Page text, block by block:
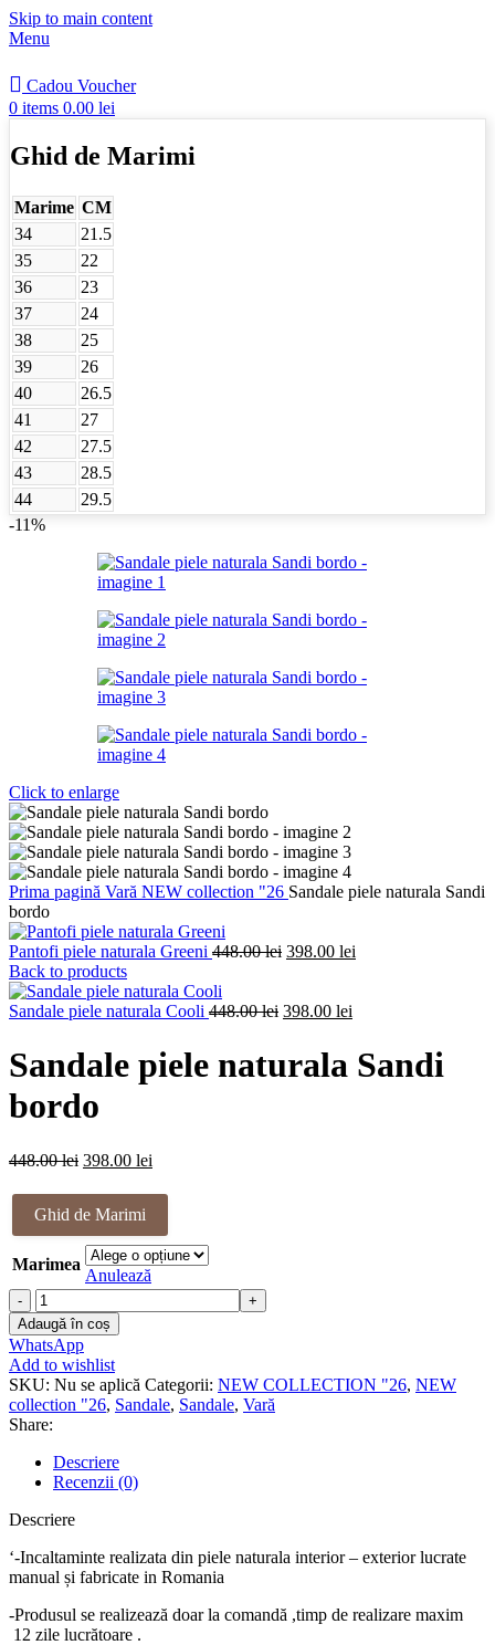
Skip to main content
Menu
Cadou Voucher
0 items 0.00 lei
Ghid de Marimi
Marime CM
34
21.5
35
22
36
23
37
24
38
25
39
26
40
26.5
41
27
42
27.5
43
28.5
44
29.5
-11%
Click to enlarge
Prima pagină Vară NEW collection "26 Sandale piele naturala Sandi
bordo
Pantofi piele naturala Greeni 448.00lei Prețul
fost:
398.00 lei
Back to products
Sandale piele naturala Cooli 448.00lei Prețul
fost:
398.00 lei
este:
398.00 lei.
Sandale piele naturala Sandi
bordo
448.00lei Prețul
a
fost:
448.00 lei.
398.00 lei
este:
Ghid de Marimi
Marimea
Anulează
Cantitate
Sandale
piele
naturala
Sandi
bordo
Adaugă în coș
WhatsApp
Add to wishlist
SKU: Nu se aplică Categorii: NEW COLLECTION "26, NEW
collection "26, Sandale, Sandale, Vară
Share:
Descriere
Recenzii (0)
Descriere
‘-Incaltaminte realizata din piele naturala interior – exterior lucrate
manual și fabricate in Romania
-Produsul se realizează doar la comandă ,timp de realizare maxim
12 zile lucrătoare .